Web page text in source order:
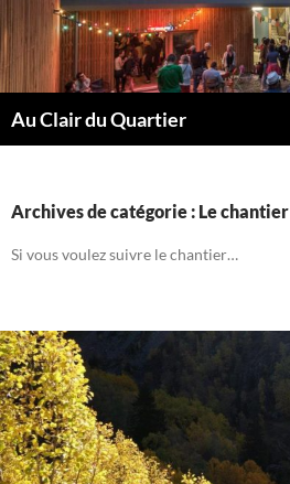
au
contenu
Au Clair du Quartier
Archives de catégorie : Le chantier
Si vous voulez suivre le chantier…